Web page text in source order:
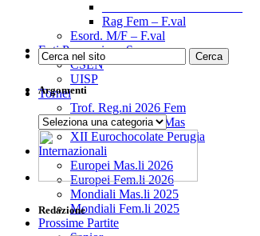
Rag Fem – F.val
Esord. M/F – F.val
Enti Promozione Sp.
CSEN
UISP
Tornei
Trof. Reg.ni 2026 Fem
Trof. Reg.ni 2026 Mas
XII Eurochocolate Perugia
Internazionali
Europei Mas.li 2026
Europei Fem.li 2026
Mondiali Mas.li 2025
Mondiali Fem.li 2025
Prossime Partite
Argomenti
Argomenti
Redazione